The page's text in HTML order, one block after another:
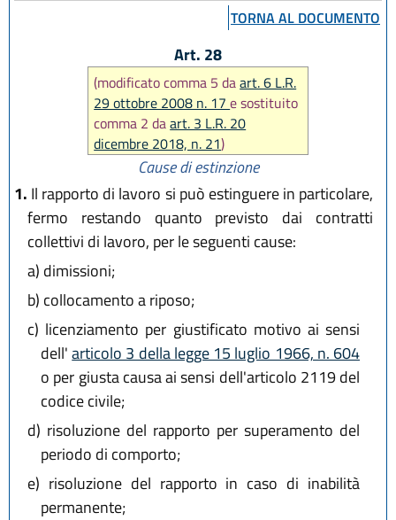
L.R. 6 giugno 2006 n. 7
L.R. 28 luglio 2006 n. 13
L.R. 29 dicembre 2006 n. 20
L.R. 26 luglio 2007 n. 13
L.R. 29 ottobre 2008 n. 17
L.R. 12 febbraio 2010 n. 4
L.R. 22 dicembre 2011 n. 21
L.R. 21 dicembre 2012 n. 19
L.R. 20 dicembre 2013 n. 26
L.R. 18 luglio 2014 n. 17
L.R. 18 novembre 2014 n. 24
L.R. 12 marzo 2015 n. 1
L.R. 30 aprile 2015 n. 2
L.R. 30 luglio 2015, n. 13
L.R. 29 dicembre 2015, n. 22
L.R. 29 luglio 2016, n. 13
L.R. 25 novembre 2016, n. 21
L.R. 20 dicembre 2018, n. 21
L.R. 3 giugno 2019, n. 5
L.R. 1 agosto 2019, n. 17
L.R. 29 novembre 2019, n. 24
L.R. 26 novembre 2020, n. 7
L.R. 29 dicembre 2025, n. 11
L.R. 28 luglio 2026, n. 9
TORNA AL DOCUMENTO
Art. 28
(modificato comma 5 daart. 6 L.R.
29 ottobre 2008 n. 17e sostituito
comma 2 daart. 3 L.R. 20
dicembre 2018, n. 21)
Cause di estinzione
1. Il rapporto di lavoro si può estinguere in particolare,
fermo restando quanto previsto dai contratti
collettivi di lavoro, per le seguenti cause:
a) dimissioni;
b) collocamento a riposo;
c) licenziamento per giustificato motivo ai sensi
dell'articolo 3 della legge 15 luglio 1966, n. 604
o per giusta causa ai sensi dell'articolo 2119 del
codice civile;
d) risoluzione del rapporto per superamento del
periodo di comporto;
e) risoluzione del rapporto in caso di inabilità
permanente;